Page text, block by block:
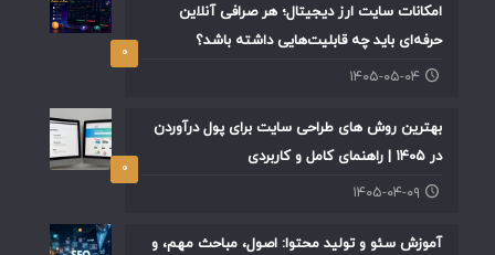
۰
امکانات سایت ارز دیجیتال؛ هر صرافی آنلاین
حرفه‌ای باید چه قابلیت‌هایی داشته باشد؟
۱۴۰۵-۰۵-۰۴
۰
بهترین روش های طراحی سایت برای پول درآوردن
در ۱۴۰۵ | راهنمای کامل و کاربردی
۱۴۰۵-۰۴-۰۹
آموزش سئو و تولید محتوا: اصول، مباحث مهم، و